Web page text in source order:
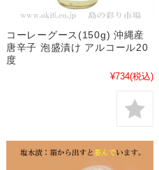
コーレーグース(150g) 沖縄産
唐辛子 泡盛漬け アルコール20
度
¥734(税込)